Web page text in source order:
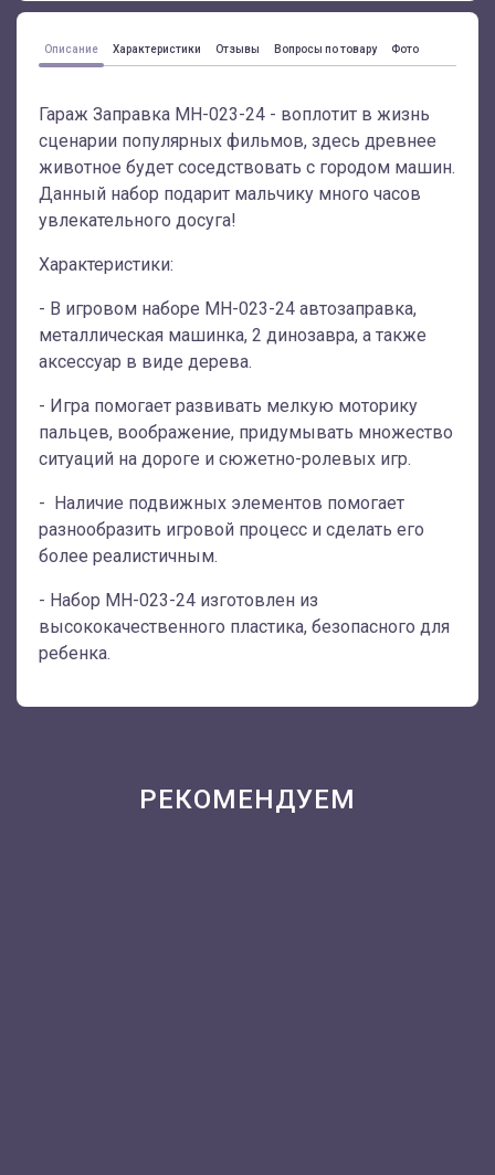
Описание Характеристики Отзывы Вопросы по товару Фото
Гараж Заправка MH-023-24 - воплотит в жизнь
сценарии популярных фильмов, здесь древнее
животное будет соседствовать с городом машин.
Данный набор подарит мальчику много часов
увлекательного досуга!
Характеристики:
- В игровом наборе MH-023-24 автозаправка,
металлическая машинка, 2 динозавра, а также
аксессуар в виде дерева.
- Игра помогает развивать мелкую моторику
пальцев, воображение, придумывать множество
ситуаций на дороге и сюжетно-ролевых игр.
- Наличие подвижных элементов помогает
разнообразить игровой процесс и сделать его
более реалистичным.
- Набор MH-023-24 изготовлен из
высококачественного пластика, безопасного для
ребенка.
РЕКОМЕНДУЕМ